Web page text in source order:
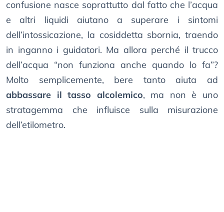
confusione nasce soprattutto dal fatto che l’acqua
e altri liquidi aiutano a superare i sintomi
dell’intossicazione, la cosiddetta sbornia, traendo
in inganno i guidatori. Ma allora perché il trucco
dell’acqua “non funziona anche quando lo fa”?
Molto semplicemente, bere tanto aiuta ad
abbassare il tasso alcolemico, ma non è uno
stratagemma che influisce sulla misurazione
dell’etilometro.